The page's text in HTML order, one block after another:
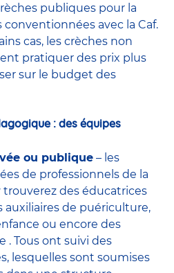
publiques pour la
avec la Caf.
cas, les crèches non
pratiquer des prix plus
sur le budget des
: des équipes
ou publique – les
de professionnels de la
trouverez des éducatrices
auxiliaires de puériculture,
ou encore des
. Tous ont suivi des
lesquelles sont soumises